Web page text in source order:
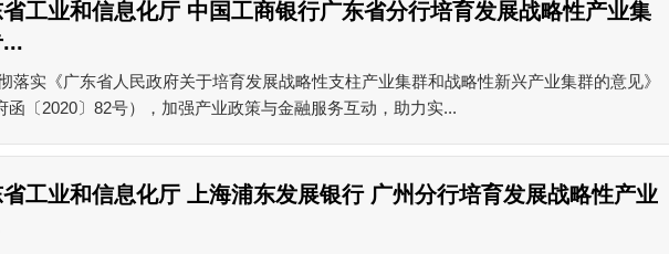
省工业和信息化厅 中国工商银行广东省分行培育发展战略性产业集
落实《广东省人民政府关于培育发展战略性支柱产业集群和战略性新兴产业集群的意见》
函〔2020〕82号），加强产业政策与金融服务互动，助力实...
省工业和信息化厅 上海浦东发展银行 广州分行培育发展战略性产业